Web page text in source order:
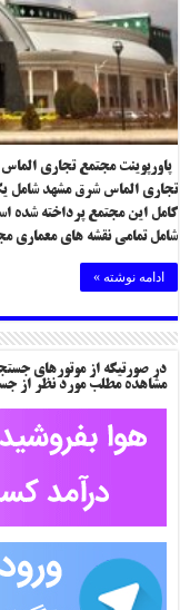
پاورپوینت مجتمع تجاری
کامل این مجتمع پرداخته شده
شامل تمامی نقشه های معماری
ادامه نوشته »
در صورتیکه از موتورهای
مشاهده مطلب مورد نظر از